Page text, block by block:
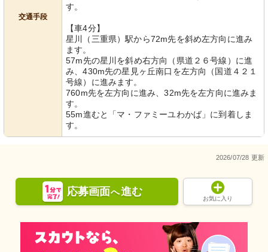
交通手段
す。
【車4分】
星川（三重県）駅から72m先を斜め左方向に進み
ます。
57m先の星川を斜め右方向（県道２６号線）に進
み、430m先の星見ヶ丘南口を左方向（国道４２１
号線）に進みます。
760m先を左方向に進み、32m先を左方向に進みま
す。
55m進むと「マ・ファミーユわかば」に到着しま
す。
2026/07/28 更新
応募画面へ進む
お気に入り